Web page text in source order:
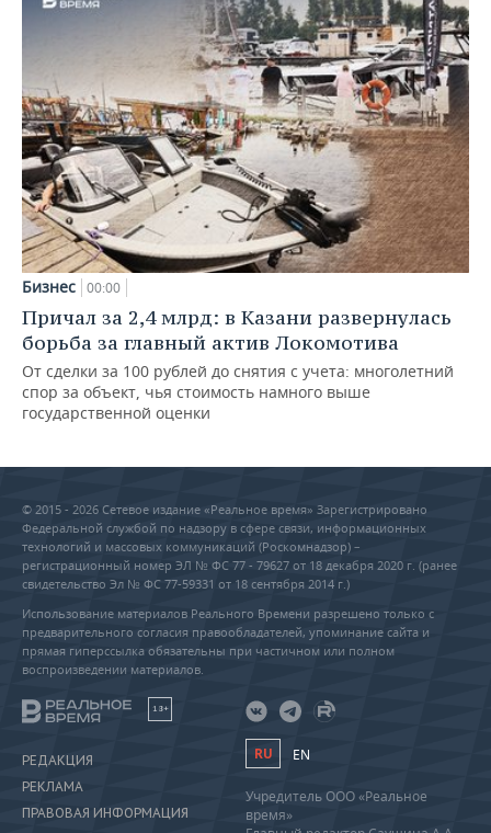
Бизнес 00:00
Причал за 2,4 млрд: в Казани развернулась
борьба за главный актив Локомотива
От сделки за 100 рублей до снятия с учета: многолетний
спор за объект, чья стоимость намного выше
государственной оценки
© 2015 - 2026 Сетевое издание «Реальное время» Зарегистрировано
Федеральной службой по надзору в сфере связи, информационных
технологий и массовых коммуникаций (Роскомнадзор) –
регистрационный номер ЭЛ № ФС 77 - 79627 от 18 декабря 2020 г. (ранее
свидетельство Эл № ФС 77-59331 от 18 сентября 2014 г.)
Использование материалов Реального Времени разрешено только с
предварительного согласия правообладателей, упоминание сайта и
прямая гиперссылка обязательны при частичном или полном
воспроизведении материалов.
18+
РЕДАКЦИЯ
РЕКЛАМА
ПРАВОВАЯ ИНФОРМАЦИЯ
RU EN
Учредитель ООО «Реальное
время»